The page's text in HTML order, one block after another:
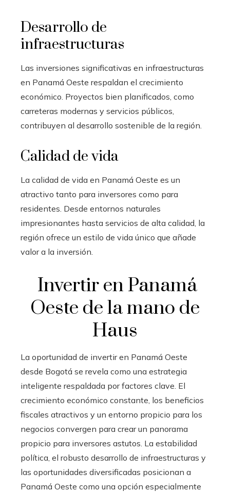
Desarrollo de
infraestructuras
Las inversiones significativas en infraestructuras
en Panamá Oeste respaldan el crecimiento
económico. Proyectos bien planificados, como
carreteras modernas y servicios públicos,
contribuyen al desarrollo sostenible de la región.
Calidad de vida
La calidad de vida en Panamá Oeste es un
atractivo tanto para inversores como para
residentes. Desde entornos naturales
impresionantes hasta servicios de alta calidad, la
región ofrece un estilo de vida único que añade
valor a la inversión.
Invertir en Panamá
Oeste de la mano de
Haus
La oportunidad de invertir en Panamá Oeste
desde Bogotá se revela como una estrategia
inteligente respaldada por factores clave. El
crecimiento económico constante, los beneficios
fiscales atractivos y un entorno propicio para los
negocios convergen para crear un panorama
propicio para inversores astutos. La estabilidad
política, el robusto desarrollo de infraestructuras y
las oportunidades diversificadas posicionan a
Panamá Oeste como una opción especialmente